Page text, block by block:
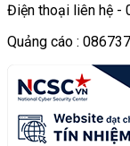
Điện thoại liên hệ -
Quảng cáo :